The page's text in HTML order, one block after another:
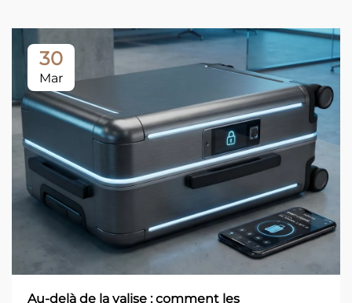
30
Mar
Au-delà de la valise : comment les